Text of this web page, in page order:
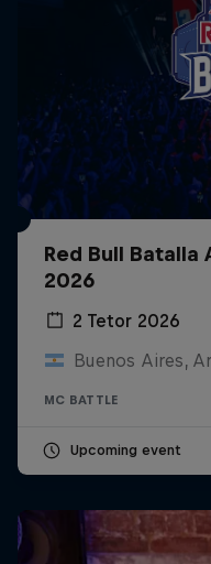
Red Bull Batalla
2026
2 Tetor 2026
Buenos Aires,
MC BATTLE
Upcoming event